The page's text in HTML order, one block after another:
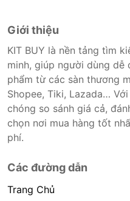
Giới thiệu
KIT BUY là nền tảng tìm
minh, giúp người dùng dễ
phẩm từ các sàn thương
Shopee, Tiki, Lazada…
chóng so sánh giá cả,
chọn nơi mua hàng tốt
phí.
Các đường dẫn
Trang Chủ